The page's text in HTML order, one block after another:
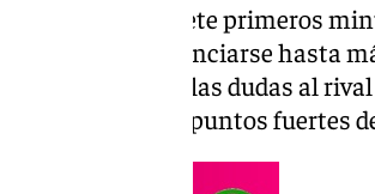
puntos en los siete primeros
distanciarse hasta
ayudó en generar las dudas al
uno de los puntos fuertes